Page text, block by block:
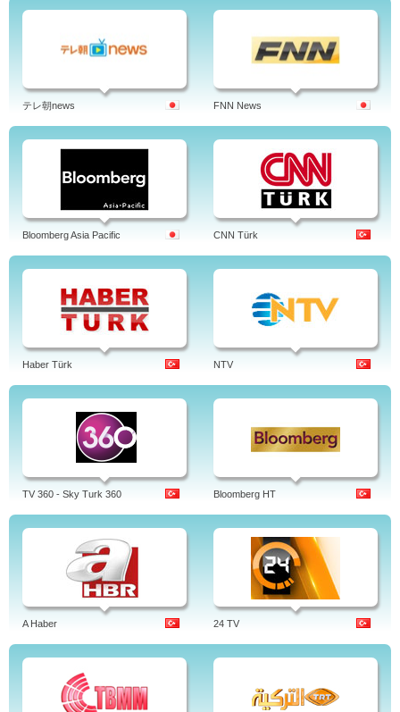
テレ朝news FNN News
Bloomberg Asia Pacific CNN Türk
Haber Türk NTV
TV 360 - Sky Turk 360 Bloomberg HT
A Haber 24 TV